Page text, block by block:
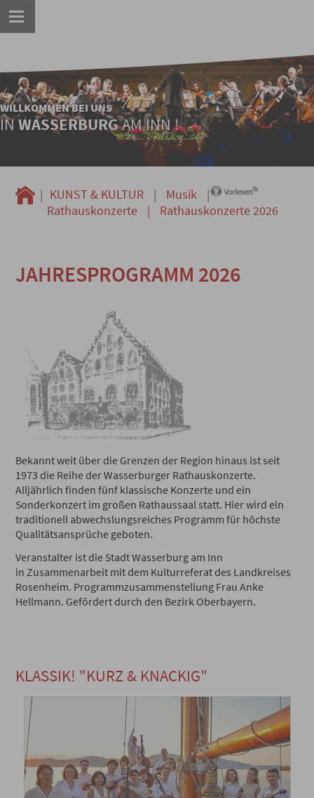
WILLKOMMEN BEI UNS
INWASSERBURGAM INN !
| KUNST & KULTUR | Musik
|
Rathauskonzerte
| Rathauskonzerte 2026
JAHRESPROGRAMM 2026
Bekannt weit über die Grenzen der Region hinaus ist seit
1973 die Reihe der Wasserburger Rathauskonzerte.
Alljährlich finden fünf klassische Konzerte und ein
Sonderkonzert im großen Rathaussaal statt. Hier wird ein
traditionell abwechslungsreiches Programm für höchste
Qualitätsansprüche geboten.
Veranstalter ist die Stadt Wasserburg am Inn
in Zusammenarbeit mit dem Kulturreferat des Landkreises
Rosenheim. Programmzusammenstellung Frau Anke
Hellmann. Gefördert durch den Bezirk Oberbayern.
KLASSIK! "KURZ & KNACKIG"